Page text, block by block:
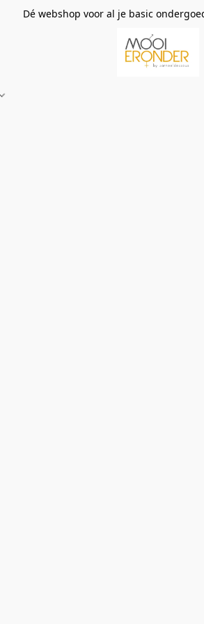
Dé webshop voor al je basic